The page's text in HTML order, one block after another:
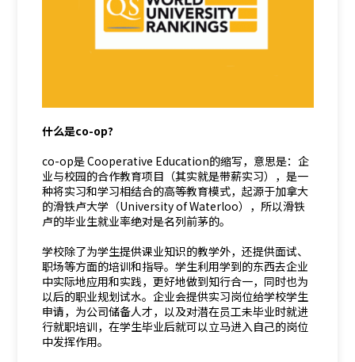
什么是co-op?
co-op是 Cooperative Education的缩写，意思是：企
业与校园的合作教育项目（其实就是带薪实习），是一
种将实习和学习相结合的高等教育模式，起源于加拿大
的滑铁卢大学（University of Waterloo），所以滑铁
卢的毕业生就业率绝对是名列前茅的。
学校除了为学生提供课业知识的教学外，还提供面试、
职场等方面的培训和指导。学生利用学到的东西去企业
中实际地应用和实践，更好地做到知行合一，同时也为
以后的职业规划试水。企业会提供实习岗位给学校学生
申请，为公司储备人才，以及对潜在员工未毕业时就进
行就职培训，在学生毕业后就可以立马进入自己的岗位
中发挥作用。